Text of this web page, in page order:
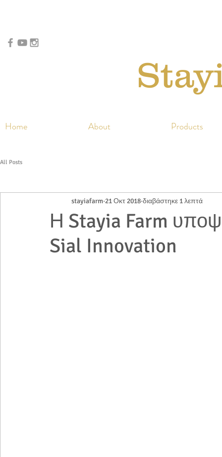
Home About Products
All Posts
Η Stayia Farm
Sial Innovation
stayiafarm 21 Οκτ 2018 διαβάστηκε 1 λεπτά